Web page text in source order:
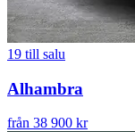
19 till salu
Alhambra
från 38 900 kr